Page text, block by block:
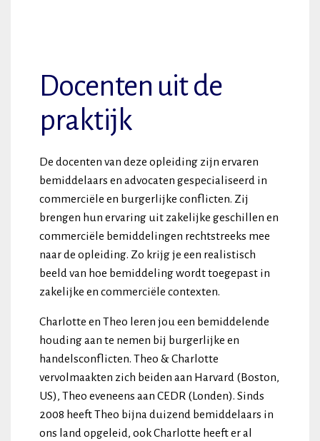
Docenten uit de
praktijk
De docenten van deze opleiding zijn ervaren
bemiddelaars en advocaten gespecialiseerd in
commerciële en burgerlijke conflicten. Zij
brengen hun ervaring uit zakelijke geschillen en
commerciële bemiddelingen rechtstreeks mee
naar de opleiding. Zo krijg je een realistisch
beeld van hoe bemiddeling wordt toegepast in
zakelijke en commerciële contexten.
Charlotte en Theo leren jou een bemiddelende
houding aan te nemen bij burgerlijke en
handelsconflicten. Theo & Charlotte
vervolmaakten zich beiden aan Harvard (Boston,
US), Theo eveneens aan CEDR (Londen). Sinds
2008 heeft Theo bijna duizend bemiddelaars in
ons land opgeleid, ook Charlotte heeft er al